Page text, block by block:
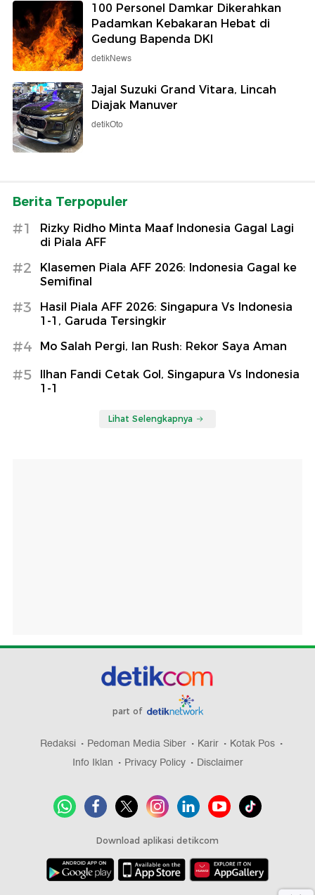
100 Personel Damkar Dikerahkan
Padamkan Kebakaran Hebat di
Gedung Bapenda DKI
detikNews
Jajal Suzuki Grand Vitara, Lincah
Diajak Manuver
detikOto
Berita Terpopuler
#1
Rizky Ridho Minta Maaf Indonesia Gagal Lagi
di Piala AFF
#2
Klasemen Piala AFF 2026: Indonesia Gagal ke
Semifinal
#3
Hasil Piala AFF 2026: Singapura Vs Indonesia
1-1, Garuda Tersingkir
#4 Mo Salah Pergi, Ian Rush: Rekor Saya Aman
#5
Ilhan Fandi Cetak Gol, Singapura Vs Indonesia
1-1
Lihat Selengkapnya
part of
Redaksi Pedoman Media Siber Karir
Kotak Pos
Info Iklan
Privacy Policy Disclaimer
Download aplikasi detikcom